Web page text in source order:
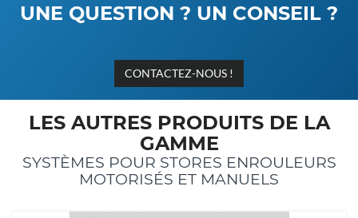
UNE QUESTION ? UN CONSEIL ?
CONTACTEZ-NOUS !
LES AUTRES PRODUITS DE LA
GAMME
SYSTÈMES POUR STORES ENROULEURS
MOTORISÉS ET MANUELS